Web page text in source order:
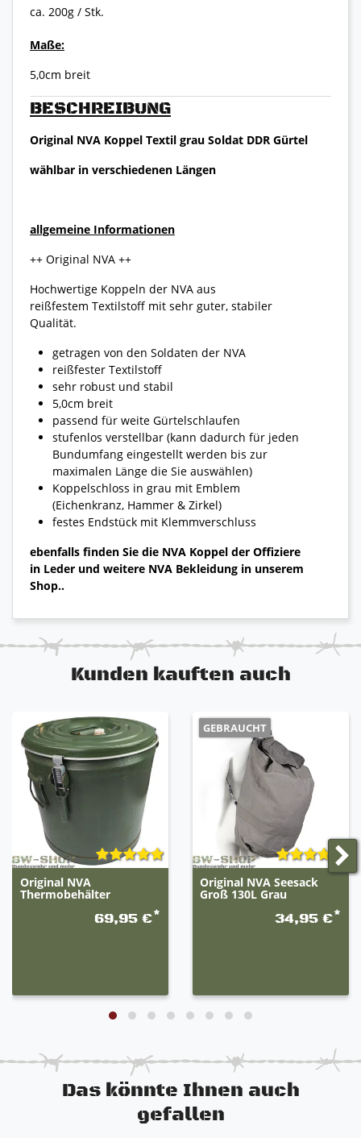
BESCHREIBUNG
Original NVA Koppel Textil grau Soldat DDR Gürtel
wählbar in verschiedenen Längen
allgemeine Informationen
++ Original NVA ++
Hochwertige Koppeln der NVA aus
reißfestem Textilstoff mit sehr guter, stabiler
Qualität.
getragen von den Soldaten der NVA
reißfester Textilstoff
sehr robust und stabil
5,0cm breit
passend für weite Gürtelschlaufen
stufenlos verstellbar (kann dadurch für jeden
Bundumfang eingestellt werden bis zur
maximalen Länge die Sie auswählen)
Koppelschloss in grau mit Emblem
(Eichenkranz, Hammer & Zirkel)
festes Endstück mit Klemmverschluss
ebenfalls finden Sie die NVA Koppel der Offiziere
in Leder und weitere NVA Bekleidung in unserem
Shop..
ca. 200g / Stk.
Maße:
5,0cm breit
Kunden kauften auch
Original NVA
Thermobehälter
69,95 €*
GEBRAUCHT
Original NVA Seesack
Groß 130L Grau
34,95 €*
Das könnte Ihnen auch
gefallen